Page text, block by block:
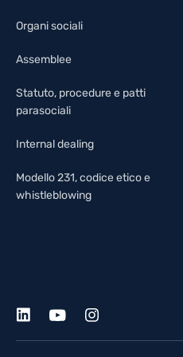
Organi sociali
Assemblee
Statuto, procedure e patti
parasociali
Internal dealing
Modello 231, codice etico e
whistleblowing